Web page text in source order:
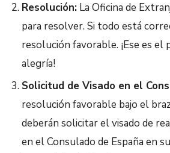
Resolución: La Oficina de
para resolver. Si todo está
resolución favorable. ¡Ese es el
alegría!
Solicitud de Visado en el
resolución favorable bajo el
deberán solicitar el visado de
en el Consulado de España en